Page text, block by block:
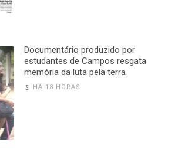
Documentário produzido por
estudantes de Campos resgata
memória da luta pela terra
HÁ 18 HORAS